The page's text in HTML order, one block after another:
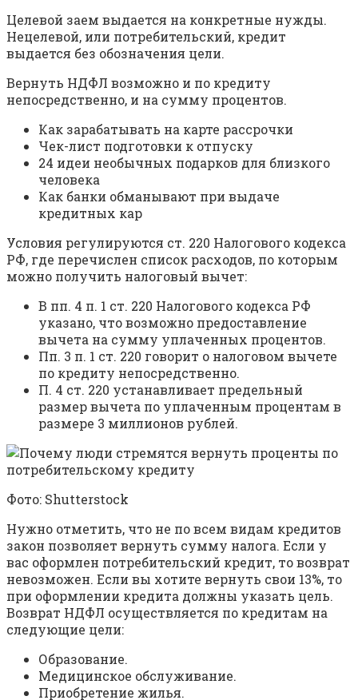
Целевой заем выдается на конкретные нужды.
Нецелевой, или потребительский, кредит
выдается без обозначения цели.
Вернуть НДФЛ возможно и по кредиту
непосредственно, и на сумму процентов.
Как зарабатывать на карте рассрочки
Чек-лист подготовки к отпуску
24 идеи необычных подарков для близкого
человека
Как банки обманывают при выдаче
кредитных кар
Условия регулируются ст. 220 Налогового кодекса
РФ, где перечислен список расходов, по которым
можно получить налоговый вычет:
В пп. 4 п. 1 ст. 220 Налогового кодекса РФ
указано, что возможно предоставление
вычета на сумму уплаченных процентов.
Пп. 3 п. 1 ст. 220 говорит о налоговом вычете
по кредиту непосредственно.
П. 4 ст. 220 устанавливает предельный
размер вычета по уплаченным процентам в
размере 3 миллионов рублей.
Фото: Shutterstock
Нужно отметить, что не по всем видам кредитов
закон позволяет вернуть сумму налога. Если у
вас оформлен потребительский кредит, то возврат
невозможен. Если вы хотите вернуть свои 13%, то
при оформлении кредита должны указать цель.
Возврат НДФЛ осуществляется по кредитам на
следующие цели:
Образование.
Медицинское обслуживание.
Приобретение жилья.